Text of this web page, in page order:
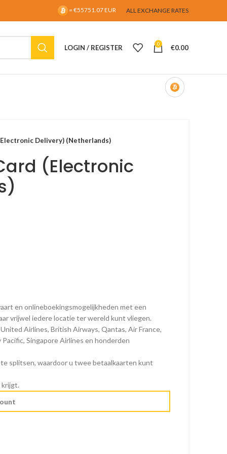
= €55751.07 EUR ALL EXCHANGE RATES
LOGIN / REGISTER 0 €0.00
Delivery) (Netherlands)
(Electronic
en onlineboekingsmogelijkheden met een
vrijwel iedere locatie ter wereld kunt vliegen.
Airlines, British Airways, Qantas, Air France,
Singapore Airlines en honderden
splitsen, waardoor u twee betaalkaarten kunt